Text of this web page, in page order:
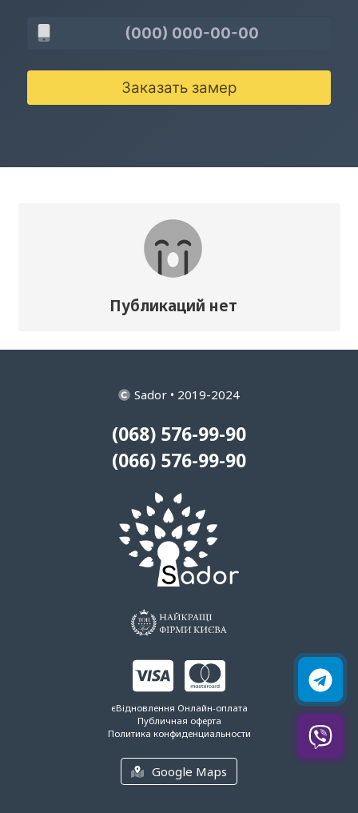
Заказать замер
Публикаций нет
Sador • 2019-2024
(068) 576-99-90
(066) 576-99-90
єВідновлення Онлайн-оплата
Публичная оферта
Политика конфиденциальности
Google Maps